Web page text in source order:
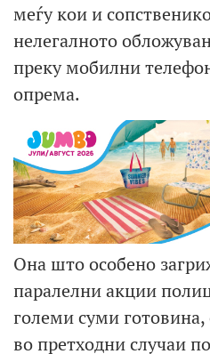
меѓу кои и
нелегалното
преку мобилни
опрема.
Она што особено
паралелни акции
големи суми
во претходни случаи